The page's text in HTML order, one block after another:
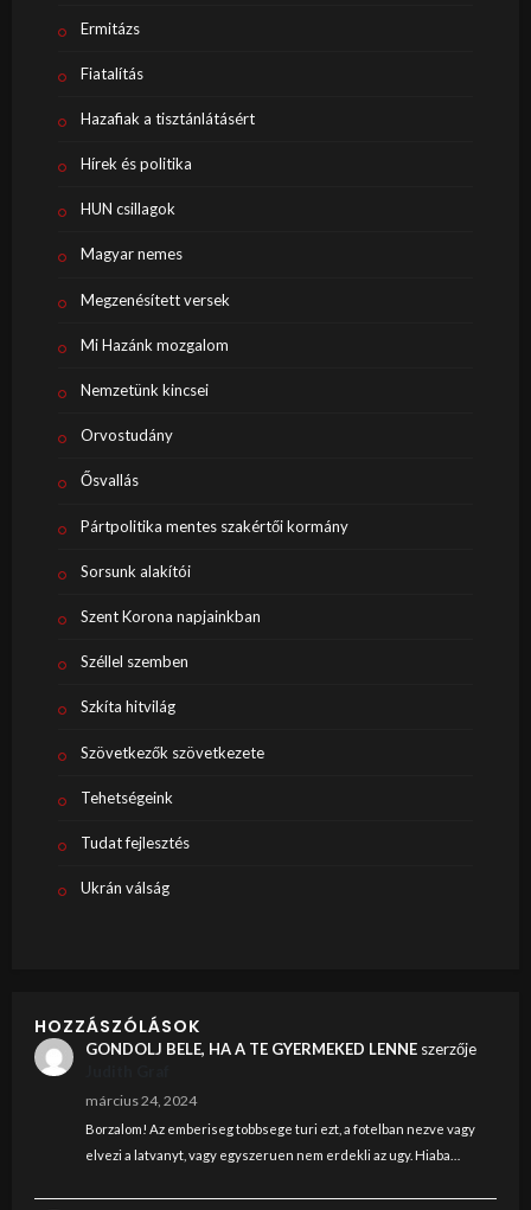
Ermitázs
Fiatalítás
Hazafiak a tisztánlátásért
Hírek és politika
HUN csillagok
Magyar nemes
Megzenésített versek
Mi Hazánk mozgalom
Nemzetünk kincsei
Orvostudány
Ősvallás
Pártpolitika mentes szakértői kormány
Sorsunk alakítói
Szent Korona napjainkban
Széllel szemben
Szkíta hitvilág
Szövetkezők szövetkezete
Tehetségeink
Tudat fejlesztés
Ukrán válság
HOZZÁSZÓLÁSOK
GONDOLJ BELE, HA A TE GYERMEKED LENNEszerzője
március 24, 2024
Borzalom! Az emberiseg tobbsege turi ezt, a fotelban nezve vagy
elvezi a latvanyt, vagy egyszeruen nem erdekli az ugy. Hiaba…